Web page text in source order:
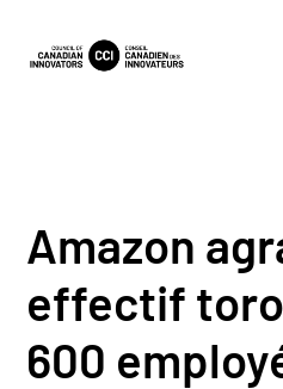
Amazon
effectif
600